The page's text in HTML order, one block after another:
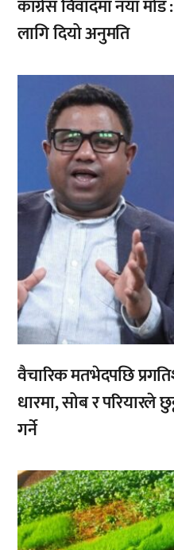
कांग्रेस विवादमा नयाँ
लागि दियो अनुमति
वैचारिक मतभेदपछि
धारमा, सोब र परियारले
गर्ने
,